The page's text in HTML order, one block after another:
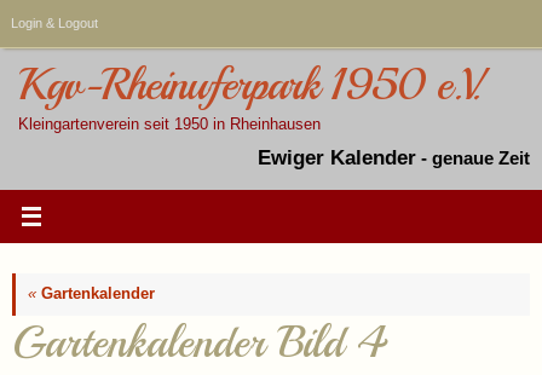
Login & Logout
Kgv-Rheinuferpark 1950 e.V.
Kleingartenverein seit 1950 in Rheinhausen
Ewiger Kalender - genaue Zeit
« Gartenkalender
Gartenkalender Bild 4